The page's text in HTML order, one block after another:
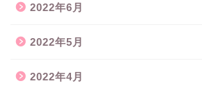
2022年6月
2022年5月
2022年4月